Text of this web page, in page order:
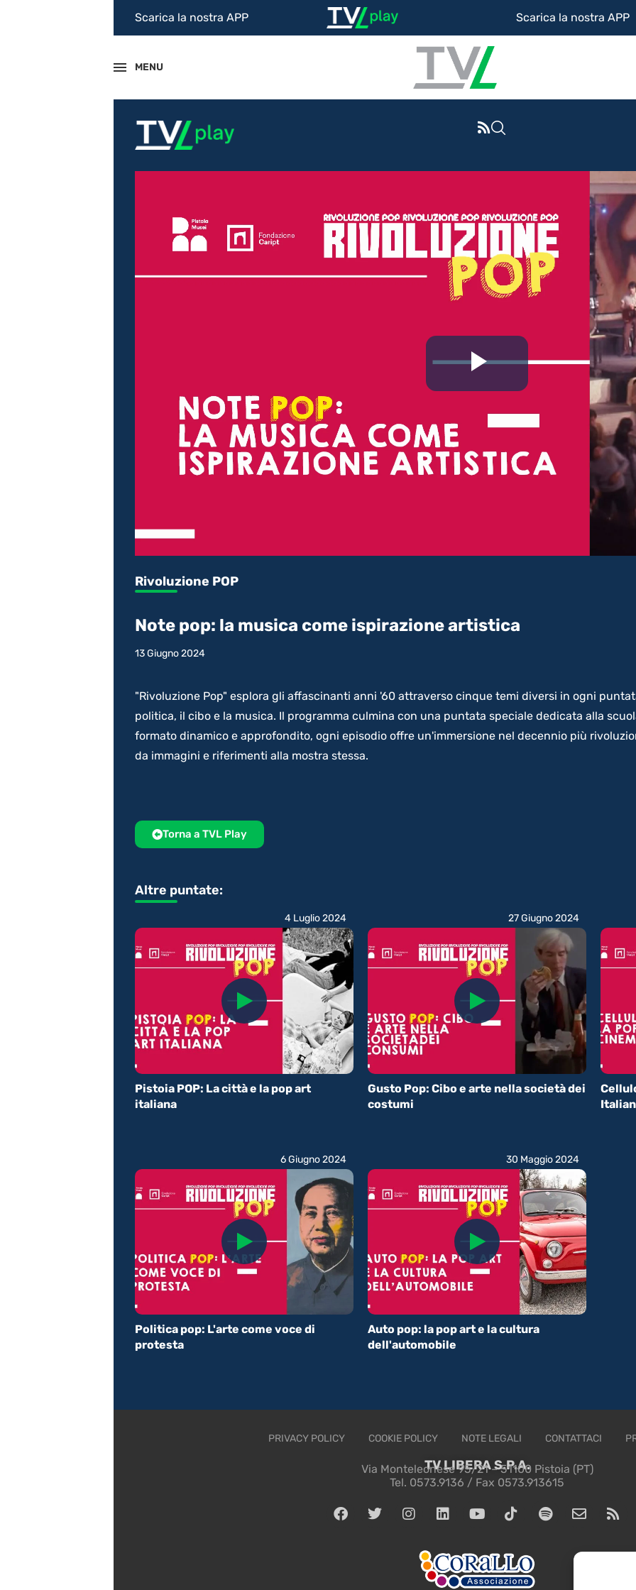
Scarica la nostra APP Scarica la nostra APP
MENU
il
Rivoluzione POP
Note pop: la musica come ispirazione artistica
13 Giugno 2024
"Rivoluzione Pop" esplora gli affascinanti anni '60 attraverso cinque temi diversi in ogni
politica, il cibo e la musica. Il programma culmina con una puntata speciale dedicata alla
formato dinamico e approfondito, ogni episodio offre un'immersione nel decennio più
da immagini e riferimenti alla mostra stessa.
Torna a TVL Play
Altre puntate:
Pistoia POP: La città e la pop art
italiana
4 Luglio 2024
Gusto Pop: Cibo e arte nella società dei
costumi
27 Giugno 2024
Politica pop: L'arte come voce di
protesta
6 Giugno 2024
Auto pop: la pop art e la cultura
dell'automobile
30 Maggio 2024
PRIVACY POLICY COOKIE POLICY NOTE LEGALI CONTATTACI
TV LIBERA S.P.A.
Via Monteleonese 95/21 – 51100 Pistoia (PT)
Tel. 0573.9136 / Fax 0573.913615